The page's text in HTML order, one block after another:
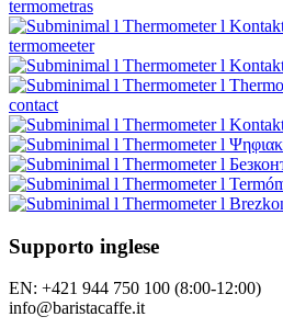
Supporto inglese
EN: +421 944 750 100 (8:00-12:00)
info@baristacaffe.it